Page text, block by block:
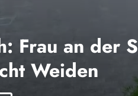
Frau an der
Weiden